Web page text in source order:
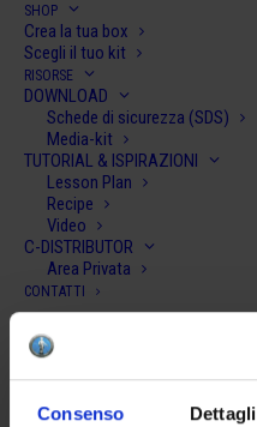
Consenso Dettagli
SHOP
Crea la tua box
Scegli il tuo kit
RISORSE
DOWNLOAD
Schede di sicurezza (SDS)
Media-kit
TUTORIAL & ISPIRAZIONI
Lesson Plan
Recipe
Video
C-DISTRIBUTOR
Area Privata
CONTATTI